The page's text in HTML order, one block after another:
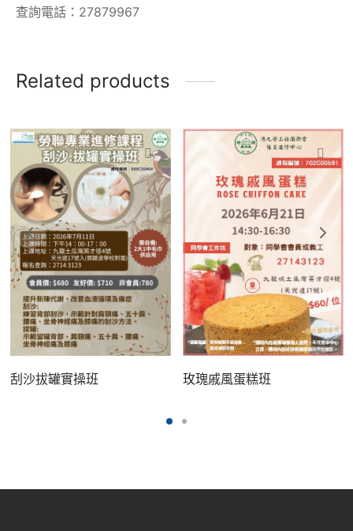
查詢電話：27879967
Related products
刮沙拔罐實操班 玫瑰戚風蛋糕班